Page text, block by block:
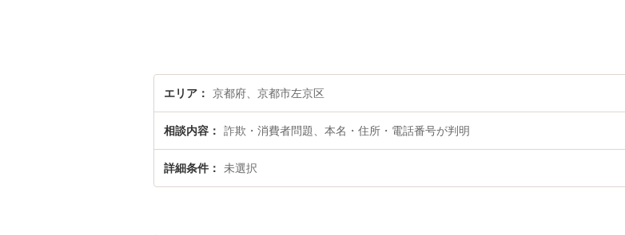
エリア 京都府、京都市左京区
相談内容 詐欺・消費者問題、本名・住所・電話番号が判明
詳細条件 未選択